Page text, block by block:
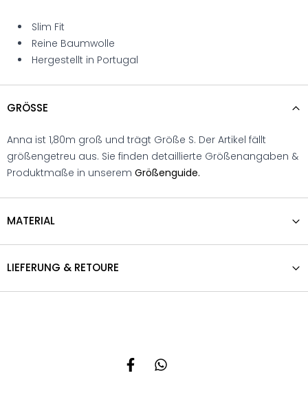
Slim Fit
Reine Baumwolle
Hergestellt in Portugal
GRÖSSE
Anna ist 1,80m groß und trägt Größe S. Der Artikel fällt
größengetreu aus. Sie finden detaillierte Größenangaben &
Produktmaße in unserem Größenguide.
MATERIAL
LIEFERUNG & RETOURE